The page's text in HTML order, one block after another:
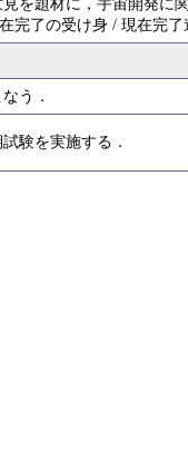
完了の受け身 / 現在完了
う．
験を実施する．